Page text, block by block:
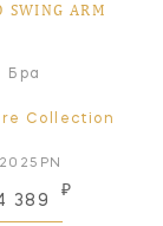
SWING ARM
Бра
Collection
389
₽